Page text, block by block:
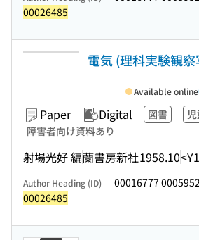
00026485
電気 (理科実験観
Paper Digital 図書
障害者向け資料あり
射場光好 編蘭書房新社1958.10
Available online
Author Heading (ID)
00016777
00026485